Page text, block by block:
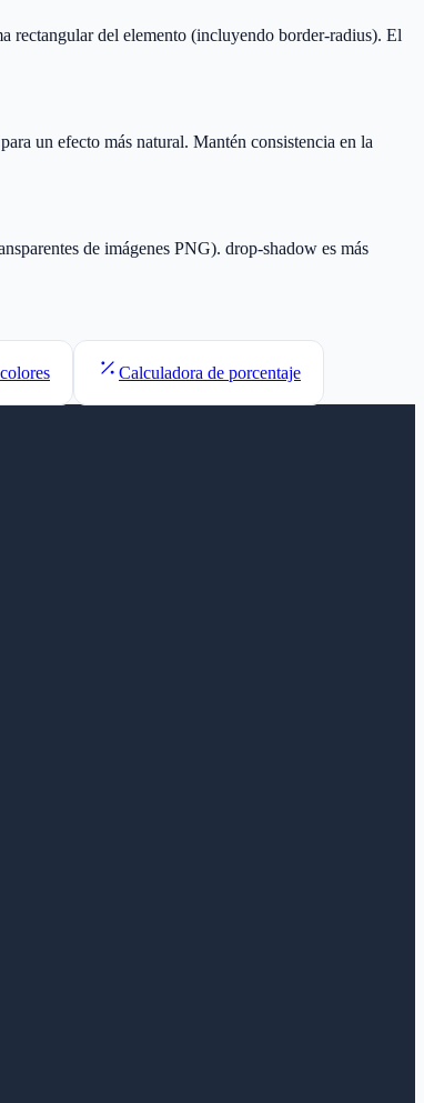
rectangular del elemento (incluyendo border-radius). El
un efecto más natural. Mantén consistencia en la
de imágenes PNG). drop-shadow es más
Calculadora de porcentaje